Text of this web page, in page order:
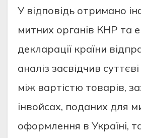
У відповідь отримано
митних органів КНР та
декларації країни
аналіз засвідчив
між вартістю товарів,
інвойсах, поданих для
оформлення в Україні,